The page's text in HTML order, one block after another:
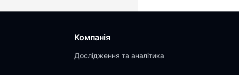
Компанія
Дослідження та аналітика